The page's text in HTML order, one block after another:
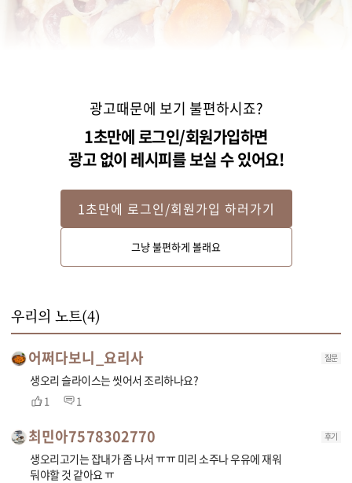
오리 슬라이스에 밑간 재료를 넣어 밑간을 해주세요. 썰어 둔 야채를 함께 넣어
광고때문에 보기 불편하시죠?
1초만에 로그인/회원가입하면
광고 없이 레시피를 보실 수 있어요!
1초만에 로그인/회원가입 하러가기
그냥 불편하게 볼래요
우리의 노트(4)
어쩌다보니_요리사 질문
생오리 슬라이스는 씻어서 조리하나요?
1 1
최민아7578302770 후기
생오리고기는 잡내가 좀 나서 ㅠㅠ 미리 소주나 우유에 재워
둬야할 것 같아요 ㅠ